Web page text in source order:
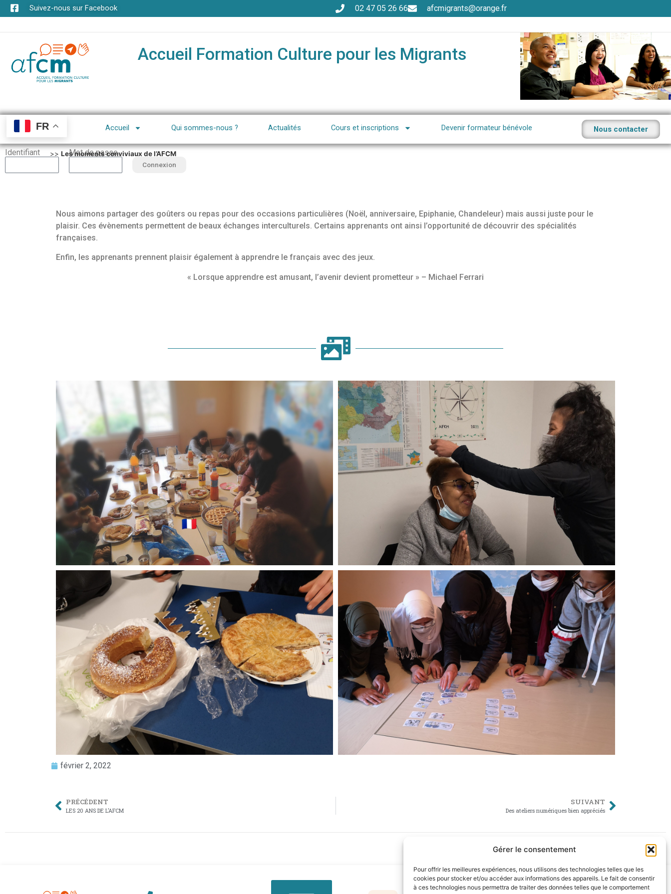
Gérer le consentement
Pour offrir les meilleures expériences, nous utilisons des technologies telles que les
cookies pour stocker et/ou accéder aux informations des appareils. Le fait de consentir
à ces technologies nous permettra de traiter des données telles que le comportement
Suivez-nous sur Facebook 02 47 05 26 66 afcmigrants@orange.fr
Accueil Formation Culture pour les Migrants
FR Accueil Qui sommes-nous ? Actualités Cours et inscriptions Devenir formateur bénévole Nous contacter
>> Les moments conviviaux de l’AFCM
Identifiant Mot de passe
Connexion
Nous aimons partager des goûters ou repas pour des occasions particulières (Noël, anniversaire, Epiphanie, Chandeleur) mais aussi juste pour le
plaisir. Ces évènements permettent de beaux échanges interculturels. Certains apprenants ont ainsi l’opportunité de découvrir des spécialités
françaises.
Enfin, les apprenants prennent plaisir également à apprendre le français avec des jeux.
« Lorsque apprendre est amusant, l’avenir devient prometteur » – Michael Ferrari
février 2, 2022
PRÉCÉDENT
LES 20 ANS DE L’AFCM
SUIVANT
Des ateliers numériques bien appréciés